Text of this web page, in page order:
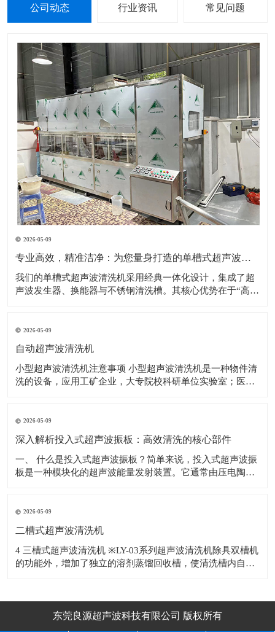
公司动态 行业资讯 常见问题
2026-05-09
专业高效，精准洁净：为您量身打造的单槽式超声波清洗解决方案
​我们的单槽式超声波清洗机采用经典一体化设计，集成了超
声波发生器、换能器与不锈钢清洗槽。其核心优势在于“高效
件表面的油污、粉尘、碎屑等各类污染物。设备操作极其简
便，用户只需加入清洗液、设置时间与
2026-05-09
自动超声波清洗机
小型超声波清洗机注意事项 小型超声波清洗机是一种物件清
洗的设备，应用工矿企业，大专院校科研单位实验室；医
除。 使用超声波清洗机的注意事项如下： 1.为避免清洗槽，
因热
2026-05-09
深入解析投入式超声波振板：高效清洗的核心部件
​一、 什么是投入式超声波振板？简单来说，投入式超声波振
板是一种模块化的超声波能量发射装置。它通常由压电陶瓷
独立的防水结构，可以根据清洗槽的尺寸和清洗工艺要求，
灵活地安装于槽体底部或侧壁，甚至多块
2026-05-09
二槽式超声波清洗机
4 三槽式超声波清洗机 ※LY-03系列超声波清洗机除具双槽机
的功能外，增加了独立的溶剂蒸馏回收槽，使清洗槽内自动
东莞良源超声波科技有限公司 版权所有